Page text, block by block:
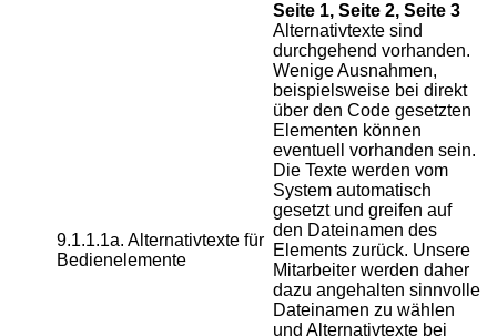
9.1.1.1a. Alternativtexte für
Bedienelemente
Seite 1, Seite 2, Seite 3
Alternativtexte sind
durchgehend vorhanden.
Wenige Ausnahmen,
beispielsweise bei direkt
über den Code gesetzten
Elementen können
eventuell vorhanden sein.
Die Texte werden vom
System automatisch
gesetzt und greifen auf
den Dateinamen des
Elements zurück. Unsere
Mitarbeiter werden daher
dazu angehalten sinnvolle
Dateinamen zu wählen
und Alternativtexte bei